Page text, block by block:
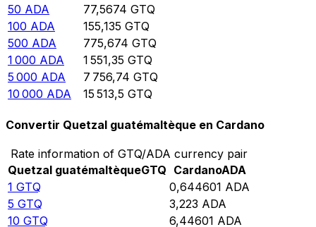
50 ADA 77,5674 GTQ
100 ADA 155,135 GTQ
500 ADA 775,674 GTQ
1 000 ADA 1 551,35 GTQ
5 000 ADA 7 756,74 GTQ
10 000 ADA 15 513,5 GTQ
Convertir Quetzal guatémaltèque en Cardano
Rate information of GTQ/ADA currency pair
Quetzal guatémaltèqueGTQ CardanoADA
1 GTQ 0,644601 ADA
5 GTQ 3,223 ADA
10 GTQ 6,44601 ADA